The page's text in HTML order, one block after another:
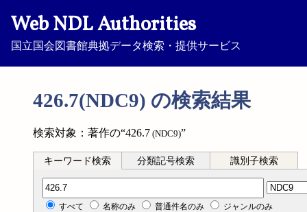
Web NDL Authorities
国立国会図書館典拠データ検索・提供サービス
426.7(NDC9) の検索結果
検索対象：著作の“426.7 (NDC9)”
キーワード検索 分類記号検索 識別子検索
分類記号検索
すべて 名称のみ 普通件名のみ ジャンルのみ